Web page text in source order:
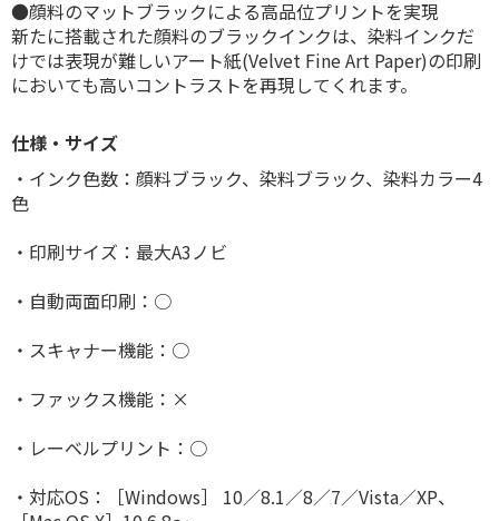
●顔料のマットブラックによる高品位プリントを実現
新たに搭載された顔料のブラックインクは、染料インクだ
けでは表現が難しいアート紙(Velvet Fine Art Paper)の印刷
においても高いコントラストを再現してくれます。
仕様・サイズ
・インク色数：顔料ブラック、染料ブラック、染料カラー4
色
・印刷サイズ：最大A3ノビ
・自動両面印刷：○
・スキャナー機能：○
・ファックス機能：×
・レーベルプリント：○
・対応OS：［Windows］ 10／8.1／8／7／Vista／XP、